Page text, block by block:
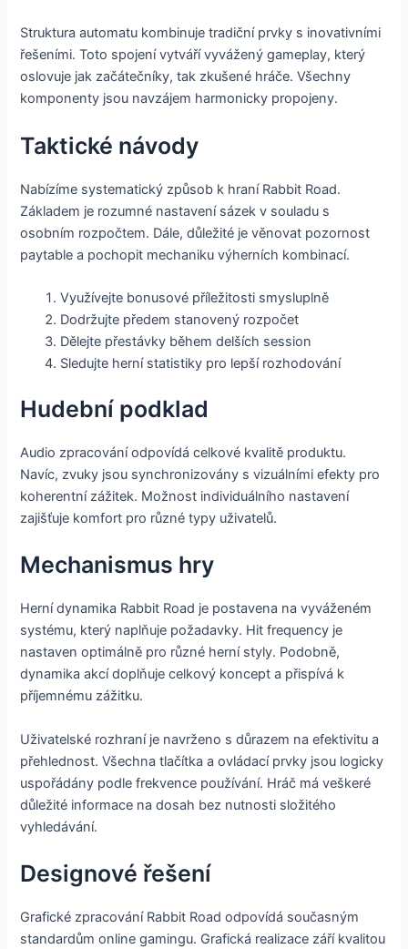
Struktura automatu kombinuje tradiční prvky s inovativními
řešeními. Toto spojení vytváří vyvážený gameplay, který
oslovuje jak začátečníky, tak zkušené hráče. Všechny
komponenty jsou navzájem harmonicky propojeny.
Taktické návody
Nabízíme systematický způsob k hraní Rabbit Road.
Základem je rozumné nastavení sázek v souladu s
osobním rozpočtem. Dále, důležité je věnovat pozornost
paytable a pochopit mechaniku výherních kombinací.
Využívejte bonusové příležitosti smysluplně
Dodržujte předem stanovený rozpočet
Dělejte přestávky během delších session
Sledujte herní statistiky pro lepší rozhodování
Hudební podklad
Audio zpracování odpovídá celkové kvalitě produktu.
Navíc, zvuky jsou synchronizovány s vizuálními efekty pro
koherentní zážitek. Možnost individuálního nastavení
zajišťuje komfort pro různé typy uživatelů.
Mechanismus hry
Herní dynamika Rabbit Road je postavena na vyváženém
systému, který naplňuje požadavky. Hit frequency je
nastaven optimálně pro různé herní styly. Podobně,
dynamika akcí doplňuje celkový koncept a přispívá k
příjemnému zážitku.
Uživatelské rozhraní je navrženo s důrazem na efektivitu a
přehlednost. Všechna tlačítka a ovládací prvky jsou logicky
uspořádány podle frekvence používání. Hráč má veškeré
důležité informace na dosah bez nutnosti složitého
vyhledávání.
Designové řešení
Grafické zpracování Rabbit Road odpovídá současným
standardům online gamingu. Grafická realizace září kvalitou